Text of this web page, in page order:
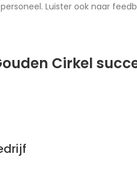
Luister ook naar
Cirkel